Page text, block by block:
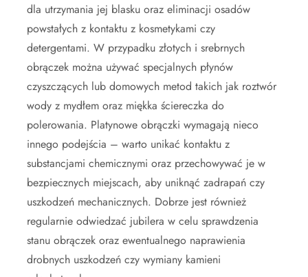
dla utrzymania jej blasku oraz eliminacji osadów
powstałych z kontaktu z kosmetykami czy
detergentami. W przypadku złotych i srebrnych
obrączek można używać specjalnych płynów
czyszczących lub domowych metod takich jak roztwór
wody z mydłem oraz miękka ściereczka do
polerowania. Platynowe obrączki wymagają nieco
innego podejścia – warto unikać kontaktu z
substancjami chemicznymi oraz przechowywać je w
bezpiecznych miejscach, aby uniknąć zadrapań czy
uszkodzeń mechanicznych. Dobrze jest również
regularnie odwiedzać jubilera w celu sprawdzenia
stanu obrączek oraz ewentualnego naprawienia
drobnych uszkodzeń czy wymiany kamieni